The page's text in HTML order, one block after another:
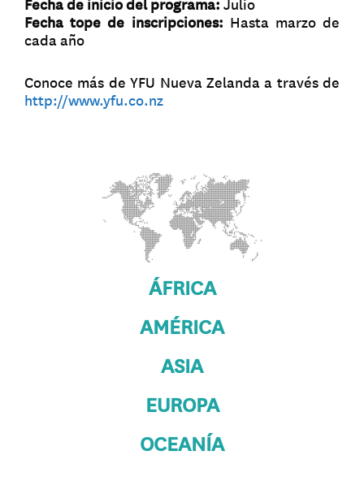
Fecha de inicio del programa: Julio
Fecha tope de inscripciones: Hasta marzo de
cada año
Conoce más de YFU Nueva Zelanda a través de
http://www.yfu.co.nz
ÁFRICA
AMÉRICA
ASIA
EUROPA
OCEANÍA